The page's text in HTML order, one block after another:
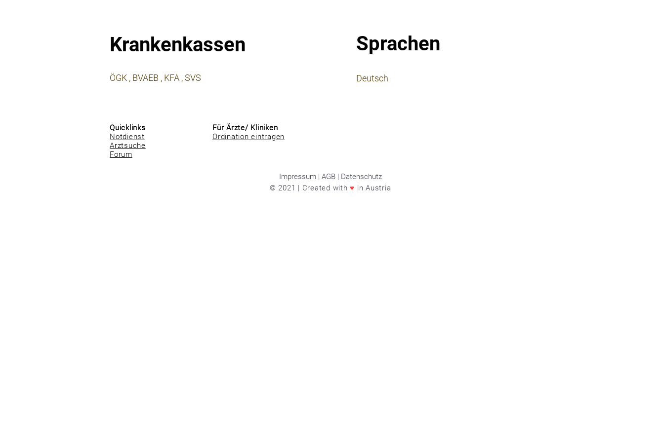
Krankenkassen
ÖGK , BVAEB , KFA , SVS
Sprachen
Deutsch
Quicklinks
Notdienst
Arztsuche
Forum
Für Ärzte/ Kliniken
Ordination eintragen
Impressum | AGB | Datenschutz
© 2021 | Created with♥ in Austria